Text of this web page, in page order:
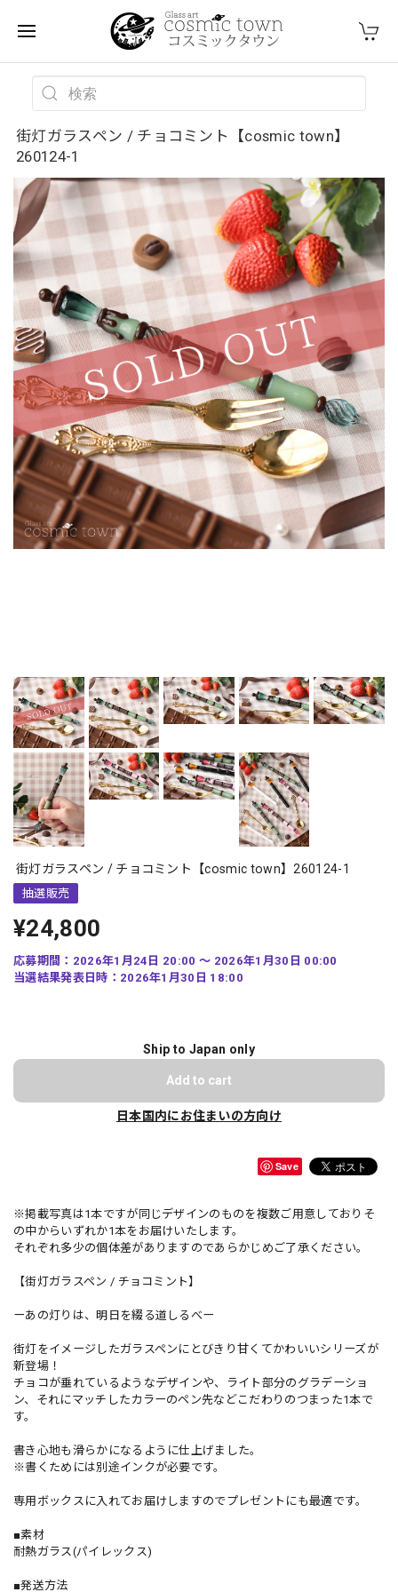
街灯ガラスペン / チョコミント【cosmic town】
260124-1
街灯ガラスペン / チョコミント【cosmic town】260124-1
抽選販売
¥24,800
応募期間：2026年1月24日 20:00 〜 2026年1月30日 00:00
当選結果発表日時：2026年1月30日 18:00
Ship to Japan only
Add to cart
日本国内にお住まいの方向け
Save
※掲載写真は1本ですが同じデザインのものを複数ご用意しておりそ
の中からいずれか1本をお届けいたします。
それぞれ多少の個体差がありますのであらかじめご了承ください。
【街灯ガラスペン / チョコミント】
ーあの灯りは、明日を綴る道しるべー
街灯をイメージしたガラスペンにとびきり甘くてかわいいシリーズが
新登場！
チョコが垂れているようなデザインや、ライト部分のグラデーショ
ン、それにマッチしたカラーのペン先などこだわりのつまった1本で
す。
書き心地も滑らかになるように仕上げました。
※書くためには別途インクが必要です。
専用ボックスに入れてお届けしますのでプレゼントにも最適です。
■素材
耐熱ガラス(パイレックス)
■発送方法